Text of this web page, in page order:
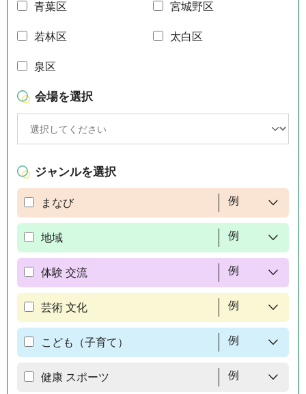
青葉区 宮城野区
若林区 太白区
泉区
会場を選択
ジャンルを選択
まなび 例
地域 例
体験 交流 例
芸術 文化 例
こども（子育て） 例
健康 スポーツ 例